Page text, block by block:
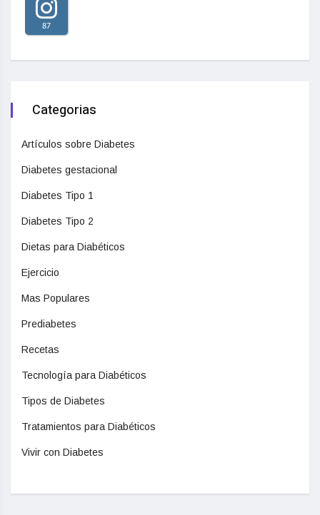
87
Categorias
Artículos sobre Diabetes
Diabetes gestacional
Diabetes Tipo 1
Diabetes Tipo 2
Dietas para Diabéticos
Ejercicio
Mas Populares
Prediabetes
Recetas
Tecnología para Diabéticos
Tipos de Diabetes
Tratamientos para Diabéticos
Vivir con Diabetes